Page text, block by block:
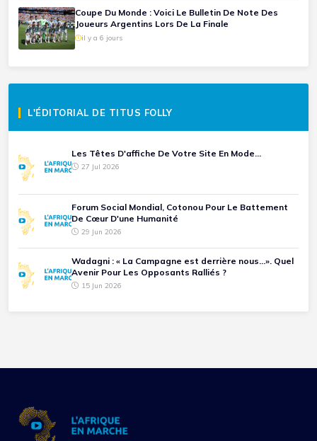
Coupe Du Monde : Voici Le Bulletin De Note Des
Joueurs Argentins Lors De La Finale
il y a 6 jours
L'ÉDITORIAL DE TITUS FOLLY
Les Têtes D'affiche De Votre Site En Mode...
27 Jul 2026
Forum Social Mondial, Cotonou Pour Le Battement
De Cœur D'une Humanité
29 Jun 2026
Wadagni : « La Campagne est derrière nous...». Quel
Avenir Pour Les Opposants Ralliés ?
15 Jun 2026